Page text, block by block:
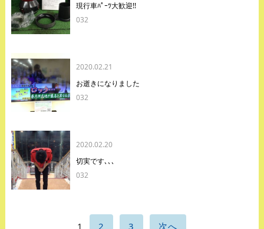
現行車ﾊﾟｰﾂ大歓迎!!
032
2020.02.21
お逝きになりました
032
2020.02.20
切実です､､､
032
1 2 3 次へ